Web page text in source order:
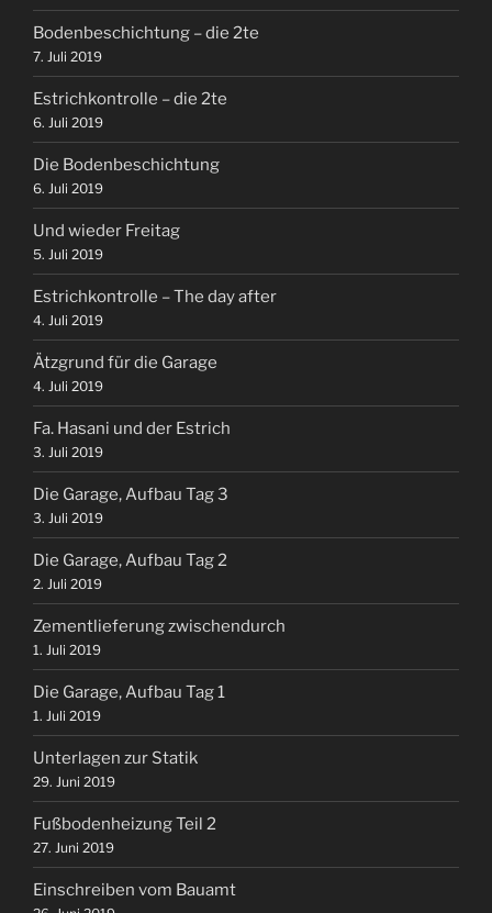
Bodenbeschichtung – die 2te
7. Juli 2019
Estrichkontrolle – die 2te
6. Juli 2019
Die Bodenbeschichtung
6. Juli 2019
Und wieder Freitag
5. Juli 2019
Estrichkontrolle – The day after
4. Juli 2019
Ätzgrund für die Garage
4. Juli 2019
Fa. Hasani und der Estrich
3. Juli 2019
Die Garage, Aufbau Tag 3
3. Juli 2019
Die Garage, Aufbau Tag 2
2. Juli 2019
Zementlieferung zwischendurch
1. Juli 2019
Die Garage, Aufbau Tag 1
1. Juli 2019
Unterlagen zur Statik
29. Juni 2019
Fußbodenheizung Teil 2
27. Juni 2019
Einschreiben vom Bauamt